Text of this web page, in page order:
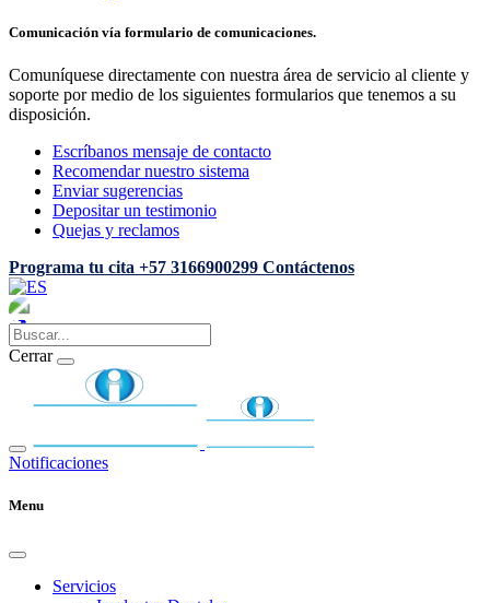
Comunicación vía formulario de comunicaciones.
Comuníquese directamente con nuestra área de servicio al cliente y
soporte por medio de los siguientes formularios que tenemos a su
disposición.
Escríbanos mensaje de contacto
Recomendar nuestro sistema
Enviar sugerencias
Depositar un testimonio
Quejas y reclamos
Programa tu cita +57 3166900299 Contáctenos
Cerrar
Notificaciones
Menu
Servicios